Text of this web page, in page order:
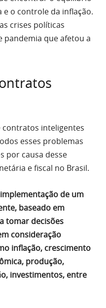
o controle da inflação.
crises políticas
pandemia que afetou a
contratos inteligentes
esses problemas
por causa desse
e fiscal no Brasil.
de um
baseado em
tomar decisões
consideração
inflação, crescimento
produção,
investimentos, entre